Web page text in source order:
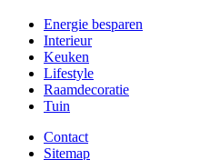
Energie besparen
Interieur
Keuken
Lifestyle
Raamdecoratie
Tuin
Contact
Sitemap